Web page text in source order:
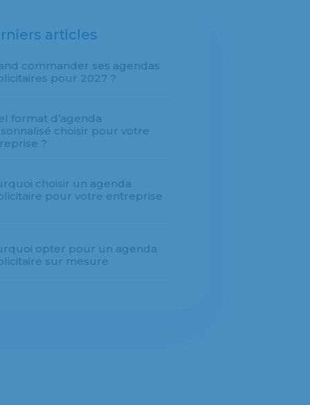
articles
commander ses agendas
pour 2027 ?
format d’agenda
choisir pour votre
?
choisir un agenda
pour votre entreprise
opter pour un agenda
sur mesure